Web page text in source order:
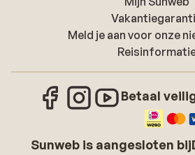
Meld je aan voor onze
Betaal
Sunweb is aangesloten bij